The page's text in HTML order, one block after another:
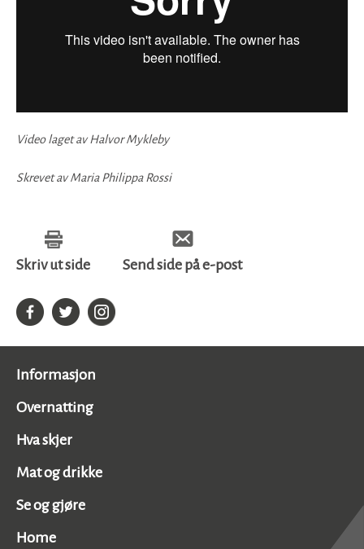
Video laget av Halvor Mykleby
Skrevet av Maria Philippa Rossi
Skriv ut side Send side på e-post
Informasjon
Overnatting
Hva skjer
Mat og drikke
Se og gjøre
Home